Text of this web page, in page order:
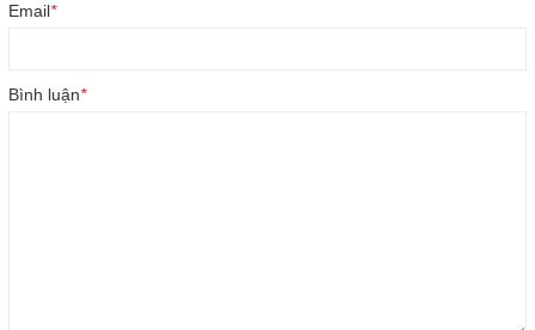
Email*
Bình luận*